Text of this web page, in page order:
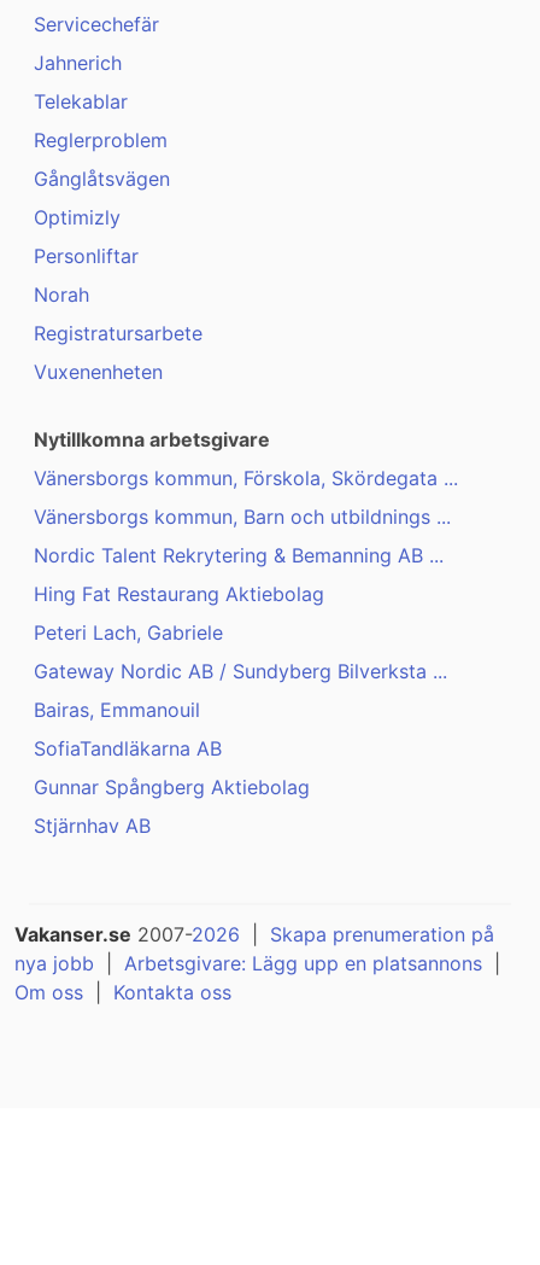
Servicechefär
Jahnerich
Telekablar
Reglerproblem
Gånglåtsvägen
Optimizly
Personliftar
Norah
Registratursarbete
Vuxenenheten
Nytillkomna arbetsgivare
Vänersborgs kommun, Förskola, Skördegata ...
Vänersborgs kommun, Barn och utbildnings ...
Nordic Talent Rekrytering & Bemanning AB ...
Hing Fat Restaurang Aktiebolag
Peteri Lach, Gabriele
Gateway Nordic AB / Sundyberg Bilverksta ...
Bairas, Emmanouil
SofiaTandläkarna AB
Gunnar Spångberg Aktiebolag
Stjärnhav AB
Vakanser.se 2007-2026
Skapa prenumeration på
nya jobb
Arbetsgivare: Lägg upp en platsannons
Om oss
Kontakta oss